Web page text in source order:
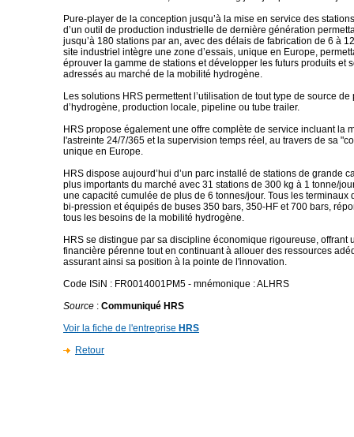
Pure-player de la conception jusqu’à la mise en service des
d’un outil de production industrielle de dernière génération
jusqu’à 180 stations par an, avec des délais de fabrication de 6 à
site industriel intègre une zone d’essais, unique en Europe,
éprouver la gamme de stations et développer les futurs produits et
adressés au marché de la mobilité hydrogène.
Les solutions HRS permettent l’utilisation de tout type de source de
d’hydrogène, production locale, pipeline ou tube trailer.
HRS propose également une offre complète de service incluant la
l'astreinte 24/7/365 et la supervision temps réel, au travers de sa
unique en Europe.
HRS dispose aujourd’hui d’un parc installé de stations de grande
plus importants du marché avec 31 stations de 300 kg à 1 tonne/
une capacité cumulée de plus de 6 tonnes/jour. Tous les terminaux
bi-pression et équipés de buses 350 bars, 350-HF et 700 bars,
tous les besoins de la mobilité hydrogène.
HRS se distingue par sa discipline économique rigoureuse, offrant
financière pérenne tout en continuant à allouer des ressources
assurant ainsi sa position à la pointe de l'innovation.
Code ISiN : FR0014001PM5 - mnémonique : ALHRS
Source : Communiqué HRS
Voir la fiche de l'entreprise HRS
Retour